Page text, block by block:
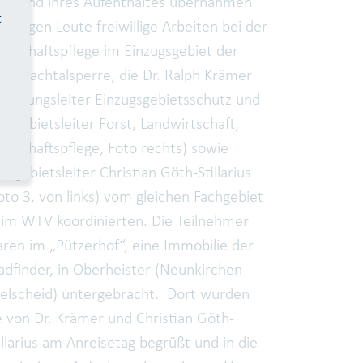
jungen Leute freiwillige Arbeiten bei der
im Einzugsgebiet der
die Dr. Ralph Krämer
Einzugsgebietsschutz und
Forst, Landwirtschaft,
Foto rechts) sowie
Christian Göth-Stillarius
3. von links) vom gleichen Fachgebiet
WTV koordinierten. Die Teilnehmer
im „Pützerhof“, eine Immobilie der
in Oberheister (Neunkirchen-
untergebracht. Dort wurden
von Dr. Krämer und Christian Göth-
am Anreisetag begrüßt und in die